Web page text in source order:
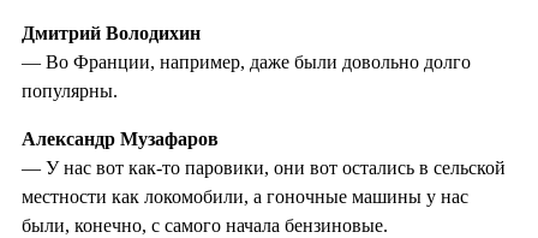
Дмитрий Володихин
— Во Франции, например, даже были довольно долго
популярны.
Александр Музафаров
— У нас вот как-то паровики, они вот остались в сельской
местности как локомобили, а гоночные машины у нас
были, конечно, с самого начала бензиновые.